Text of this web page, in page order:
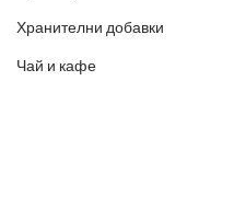
Хранителни добавки
Чай и кафе